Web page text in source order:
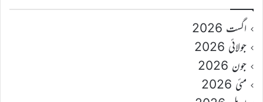
اگست 2026
جولائی 2026
جون 2026
مئی 2026